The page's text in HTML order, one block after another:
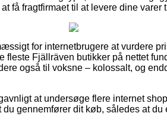
få fragtfirmaet til at levere dine varer
for internetbrugere at vurdere
Fjällräven butikker på nettet
også til voksne – kolossalt, og
at undersøge flere internet
gennemfører dit køb, således at du